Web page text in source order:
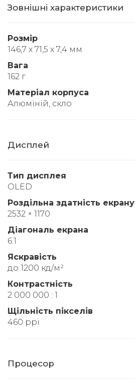
Зовнішні характеристики
Розмір
146,7 х 71,5 х 7,4 мм
Вага
162 г
Матеріал корпуса
Алюміній, скло
Дисплей
Тип дисплея
OLED
Роздільна здатність екрану
2532 × 1170
Діагональ екрана
6.1
Яскравість
до 1200 кд/м²
Контрастність
2 000 000 : 1
Щільність пікселів
460 ppi
Процесор